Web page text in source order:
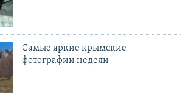
Самые яркие крымские
фотографии недели